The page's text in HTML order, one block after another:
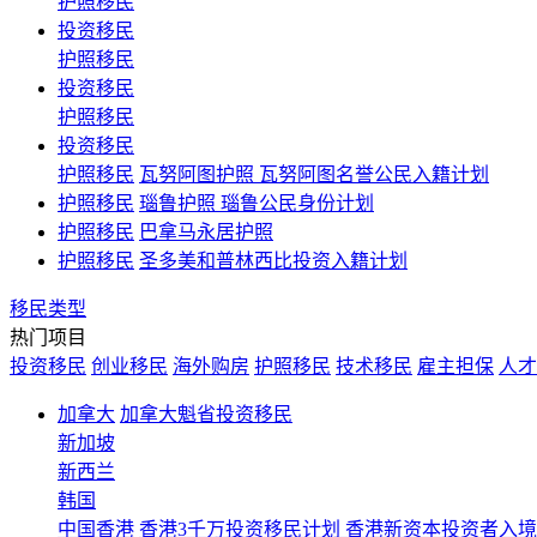
投资移民
护照移民
投资移民
护照移民
投资移民
护照移民 瓦努阿图护照 瓦努阿图名誉公民入籍计划
护照移民 瑙鲁护照 瑙鲁公民身份计划
护照移民 巴拿马永居护照
护照移民 圣多美和普林西比投资入籍计划
移民类型
热门项目
投资移民 创业移民 海外购房 护照移民 技术移民 雇主担保 人
加拿大 加拿大魁省投资移民
新加坡
新西兰
韩国
中国香港 香港3千万投资移民计划 香港新资本投资者入境